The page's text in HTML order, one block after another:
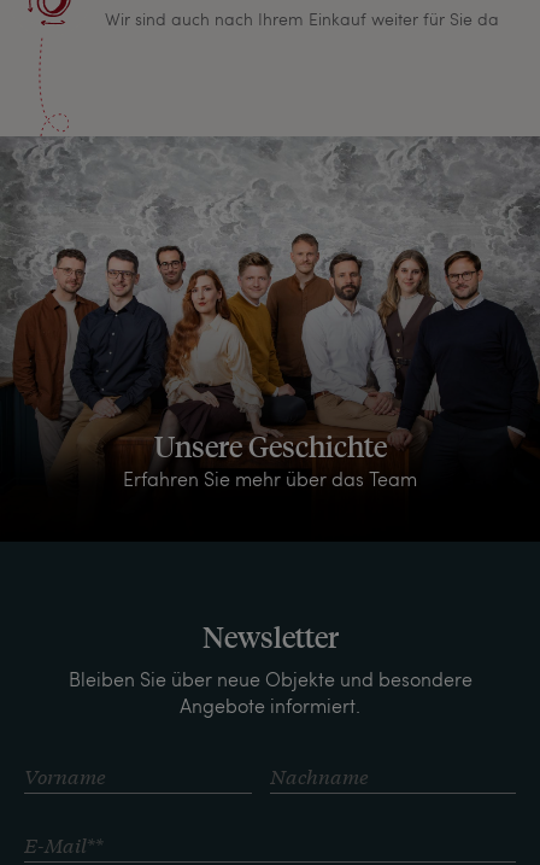
Wir sind auch nach Ihrem Einkauf weiter für Sie da
Unsere Geschichte
Erfahren Sie mehr über das Team
Newsletter
Bleiben Sie über neue Objekte und besondere
Angebote informiert.